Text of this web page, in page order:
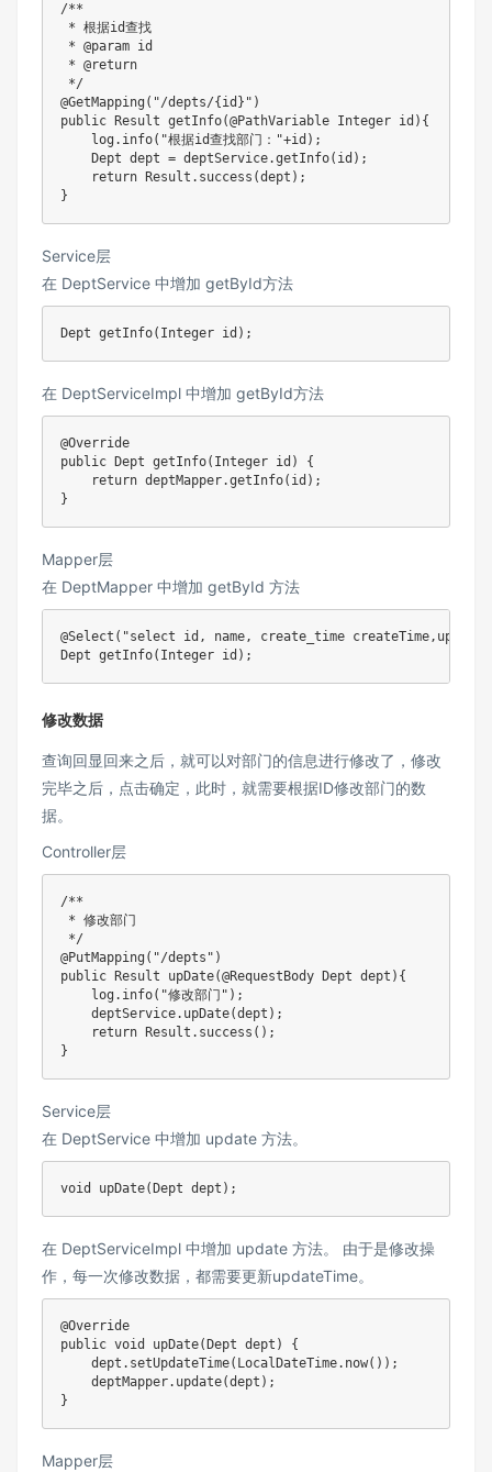
/**
* 根据id查找
* @param id
* @return
*/
@GetMapping ( "/depts/{id}" )
public
Result getInfo(@PathVariable Integer id ) {
    log
. info( "根据id查找部门："+id ) ;
Dept dept = deptService.getInfo( id ) ;
return
Result . success (dept ) ;
}
Service层
在 DeptService 中增加 getById方法
Dept getInfo( Integer id ) ;
在 DeptServiceImpl 中增加 getById方法
@Override
public
Dept getInfo( Integer id )
{
return deptMapper.getInfo( id ) ;
}
Mapper层
在 DeptMapper 中增加 getById 方法
@Select ( "select id, name, create_time
Dept getInfo( Integer id ) ;
修改数据
查询回显回来之后，就可以对部门的信息进行修改了，修改
完毕之后，点击确定，此时，就需要根据ID修改部门的数
据。
Controller层
/**
* 修改部门
*/
@PutMapping ( "/depts" )
public
Result upDate(@RequestBody Dept dept ) {
    log
. info( "修改部门" ) ;
    deptService
. upDate(dept ) ;
return
Result . success ( ) ;
}
Service层
在 DeptService 中增加 update 方法。
void upDate( Dept dept ) ;
在 DeptServiceImpl 中增加 update 方法。 由于是修改操
作，每一次修改数据，都需要更新updateTime。
@Override
public void upDate( Dept dept )
{
    dept
. setUpdateTime( LocalDateTime. now( ) ) ;
    deptMapper
. update(dept ) ;
}
Mapper层